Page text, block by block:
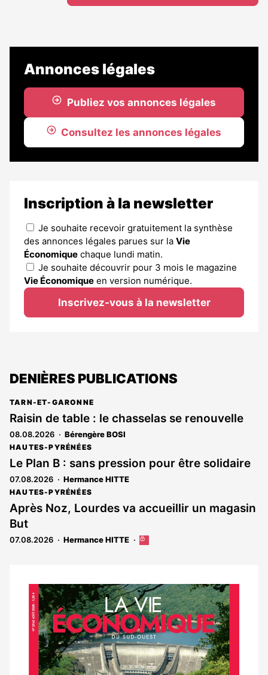
Annonces légales
Publiez vos annonces légales
Consultez les annonces légales
Inscription à la newsletter
Je souhaite recevoir gratuitement la synthèse
des annonces légales parues sur la Vie
Économique chaque lundi matin.
Je souhaite découvrir pour 3 mois le magazine
Vie Économique en version numérique.
Inscrivez-vous à la newsletter
DENIÈRES PUBLICATIONS
TARN-ET-GARONNE
Raisin de table : le chasselas se renouvelle
08.08.2026 Bérengère BOSI
HAUTES-PYRÉNÉES
Le Plan B : sans pression pour être solidaire
07.08.2026 Hermance HITTE
HAUTES-PYRÉNÉES
Après Noz, Lourdes va accueillir un magasin
But
07.08.2026 Hermance HITTE
Cet
aux
abonnés
Notre
dernier
magazine